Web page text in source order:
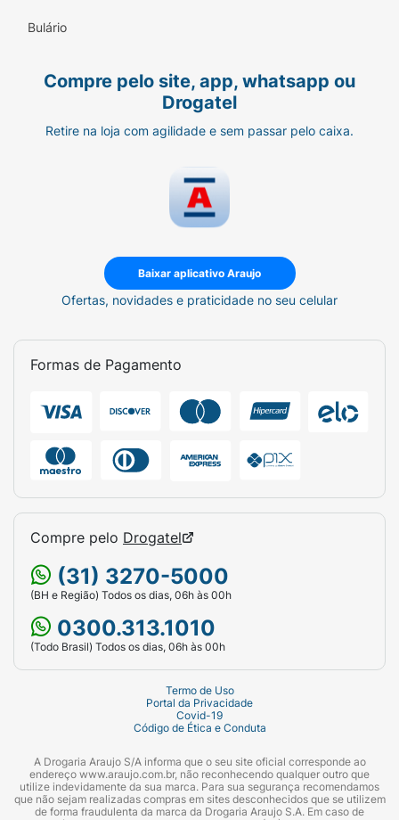
Bulário
Compre pelo site, app, whatsapp ou
Drogatel
Retire na loja com agilidade e sem passar pelo caixa.
Baixar aplicativo Araujo
Ofertas, novidades e praticidade no seu celular
Formas de Pagamento
Compre pelo Drogatel
(31) 3270-5000
(BH e Região) Todos os dias, 06h às 00h
0300.313.1010
(Todo Brasil) Todos os dias, 06h às 00h
Termo de Uso
Portal da Privacidade
Covid-19
Código de Ética e Conduta
A Drogaria Araujo S/A informa que o seu site oficial corresponde ao
endereço www.araujo.com.br, não reconhecendo qualquer outro que
utilize indevidamente da sua marca. Para sua segurança recomendamos
que não sejam realizadas compras em sites desconhecidos que se utilizem
de forma fraudulenta da marca da Drogaria Araujo S.A. Em caso de